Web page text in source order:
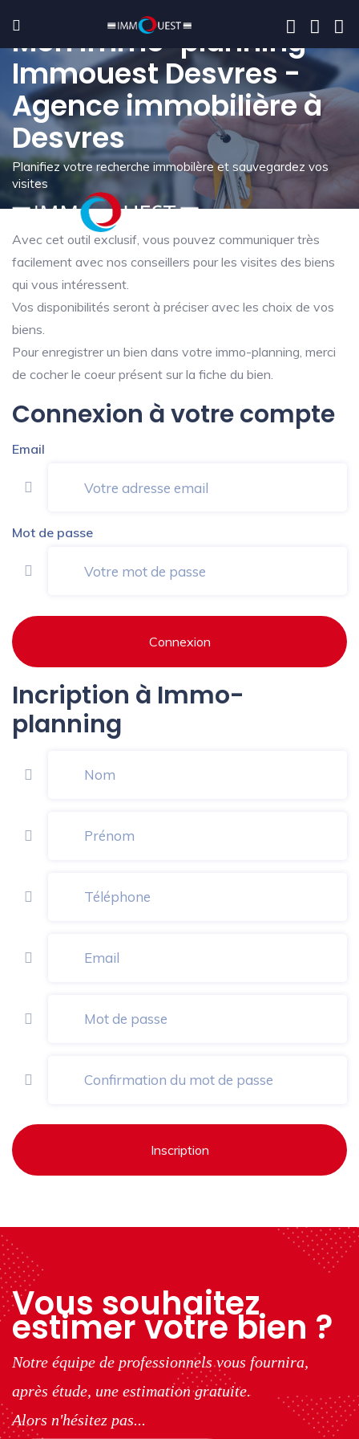
Mon immo-planning -
Immouest Desvres -
Agence immobilière à
Desvres
Planifiez votre recherche immobilère et sauvegardez vos
visites
Avec cet outil exclusif, vous pouvez communiquer très
facilement avec nos conseillers pour les visites des biens
qui vous intéressent.
Vos disponibilités seront à préciser avec les choix de vos
biens.
Pour enregistrer un bien dans votre immo-planning, merci
de cocher le coeur présent sur la fiche du bien.
Connexion à votre compte
Email
Mot de passe
Connexion
Incription à Immo-
planning
Inscription
Vous souhaitez
estimer votre bien ?
Notre équipe de professionnels vous fournira,
après étude, une estimation gratuite.
Alors n'hésitez pas...